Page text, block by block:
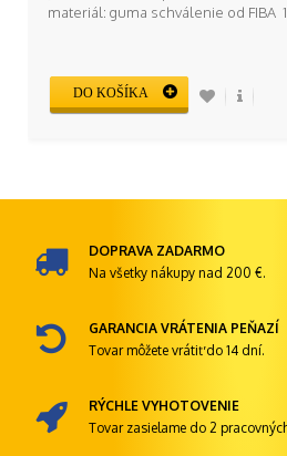
materiál: guma schválenie od FIBA
DO KOŠÍKA
DOPRAVA ZADARMO
Na všetky nákupy nad 200 €.
GARANCIA VRÁTENIA PEŇAZÍ
Tovar môžete vrátiť do 14 dní.
RÝCHLE VYHOTOVENIE
Tovar zasielame do 2